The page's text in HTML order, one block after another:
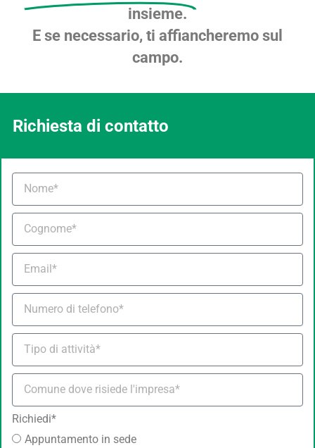
insieme.
E se necessario, ti affiancheremo sul
campo.
Richiesta di contatto
Richiedi*
Appuntamento in sede